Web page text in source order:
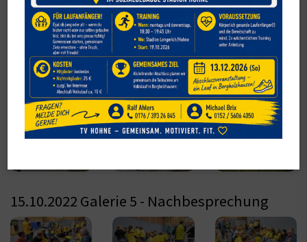
dem Lauf
15.10.2022 Galerie 6 (Kindler)
15.10.2022 Galerie 5 - Nachbesprechung